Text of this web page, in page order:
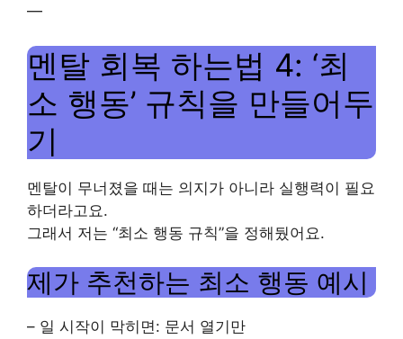
—
멘탈 회복 하는법 4: ‘최
소 행동’ 규칙을 만들어두
기
멘탈이 무너졌을 때는 의지가 아니라 실행력이 필요
하더라고요.
그래서 저는 “최소 행동 규칙”을 정해뒀어요.
제가 추천하는 최소 행동 예시
– 일 시작이 막히면: 문서 열기만